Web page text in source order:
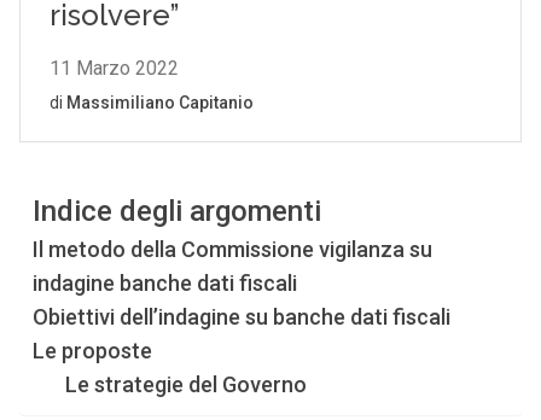
Indice degli argomenti
Il metodo della Commissione vigilanza su
indagine banche dati fiscali
Obiettivi dell’indagine su banche dati fiscali
Le proposte
Le strategie del Governo